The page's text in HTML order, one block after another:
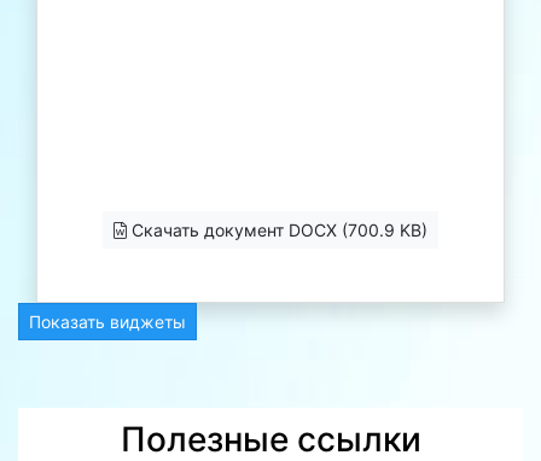
Скачать документ DOCX (700.9 KB)
Показать виджеты
Полезные ссылки